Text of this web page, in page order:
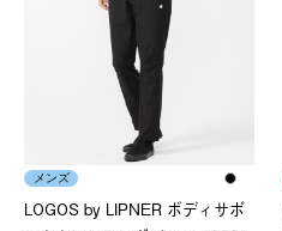
メンズ
LOGOS by LIPNER ボディサポ